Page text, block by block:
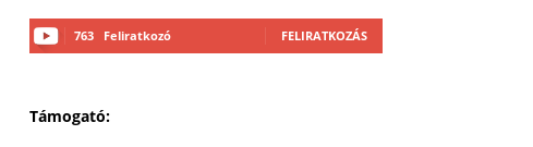
763 Feliratkozó FELIRATKOZÁS
Támogató: